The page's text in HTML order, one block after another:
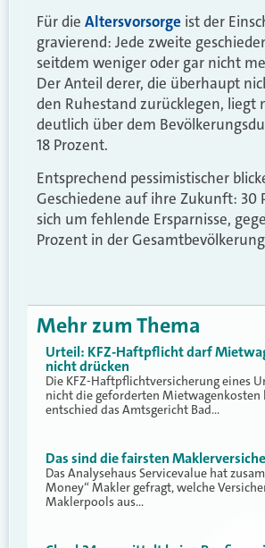
Für die Altersvorsorge ist der
gravierend: Jede zweite
seitdem weniger oder gar nicht
Der Anteil derer, die überhaupt
den Ruhestand zurücklegen, liegt
deutlich über dem
18 Prozent.
Entsprechend pessimistischer
Geschiedene auf ihre Zukunft: 30
sich um fehlende Ersparnisse,
Prozent in der
Mehr zum Thema
Urteil: KFZ-Haftpflicht darf
nicht drücken
Die KFZ-Haftpflichtversicherung eines
nicht die geforderten Mietwagenkosten
entschied das Amtsgericht Bad…
Das sind die fairsten
Das Analysehaus Servicevalue hat
Money“ Makler gefragt, welche
Maklerpools aus…